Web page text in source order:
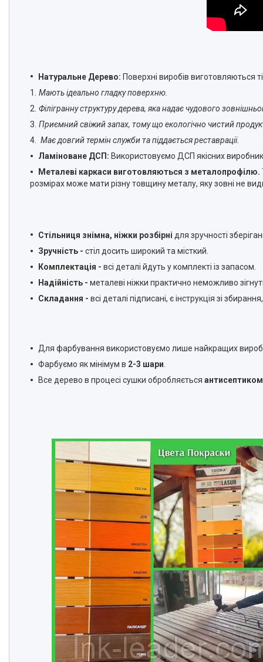
Натуральне Дерево: Поверхні виробів виготовляються
Мають ідеально гладку поверхню.
Філігранну структуру дерева, яка надає чудового
Приємний свіжий запах, тому що екологічно чистий
Має довгий термін служби та піддається реставрації.
Ламіноване ДСП: Використовуємо ДСП якісних
Металеві каркаси виготовляються з металопрофілю.
розмірах може мати різну товщину металу, яку зовні не
Стільниця знімна, ніжки розбірні для зручності
Зручність - стіл досить широкий та місткий.
Комплектація - всі деталі йдуть у комплекті із запасом.
Надійність - металеві ніжки практично неможливо
Складання - всі деталі підписані, є інструкція зі
Для фарбування використовуємо лише найкращих
Фарбуємо як мінімум в 2-3 шари
Все дерево в процесі сушки обробляється антисептиком